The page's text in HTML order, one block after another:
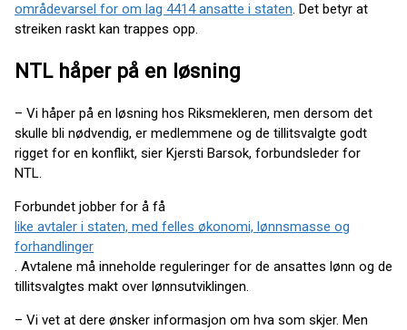
områdevarsel for om lag 4414 ansatte i staten. Det betyr at
streiken raskt kan trappes opp.
NTL håper på en løsning
– Vi håper på en løsning hos Riksmekleren, men dersom det
skulle bli nødvendig, er medlemmene og de tillitsvalgte godt
rigget for en konflikt, sier Kjersti Barsok, forbundsleder for
NTL.
Forbundet jobber for å få
like avtaler i staten, med felles økonomi, lønnsmasse og
forhandlinger
. Avtalene må inneholde reguleringer for de ansattes lønn og de
tillitsvalgtes makt over lønnsutviklingen.
– Vi vet at dere ønsker informasjon om hva som skjer. Men